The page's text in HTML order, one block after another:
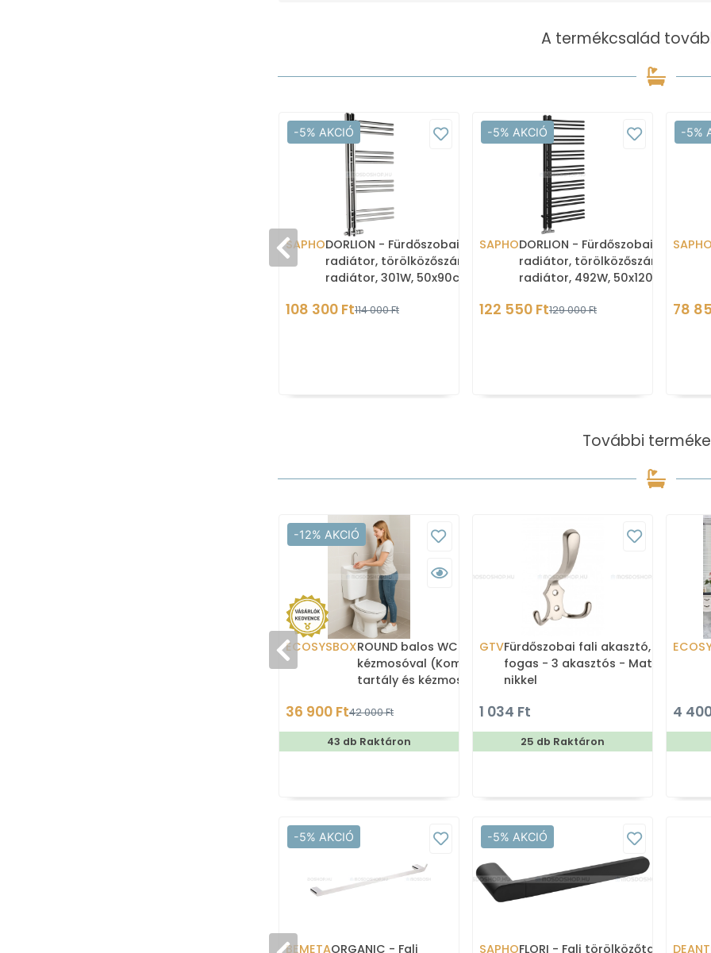
A termékcsalád
-5% AKCIÓ
SAPHODORLION - Fürdőszobai
radiátor, törölközőszárítós
radiátor, 301W, 50x90cm,
108 300 Ft114 000 Ft
-5% AKCIÓ
SAPHODORLION - Fürdőszobai
radiátor, törölközőszárítós
radiátor, 492W, 50x120cm,
122 550 Ft129 000 Ft
-5%
SAPHO
78
További
-12% AKCIÓ
ECOSYSBOXROUND balos WC tartály
kézmosóval (Kombi WC
tartály és kézmosó)
36 900 Ft42 000 Ft
43 db Raktáron
GTVFürdőszobai fali akasztó,
fogas - 3 akasztós - Matt
nikkel
1 034 Ft
25 db Raktáron
4
-5% AKCIÓ
BEMETAORGANIC - Fali
-5% AKCIÓ
SAPHOFLORI - Fali törölközőtartó -